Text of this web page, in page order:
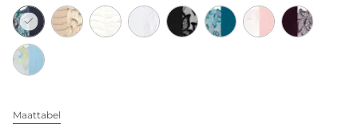
Maattabel